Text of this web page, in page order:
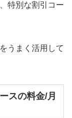
特別な割引コー
うまく活用して
スの料金/月